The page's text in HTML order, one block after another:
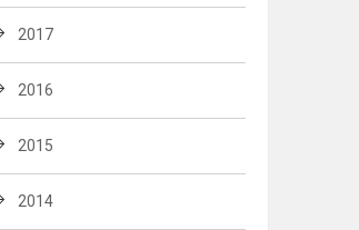
2017
2016
2015
2014